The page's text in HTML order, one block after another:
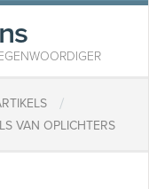
/
VAN OPLICHTERS